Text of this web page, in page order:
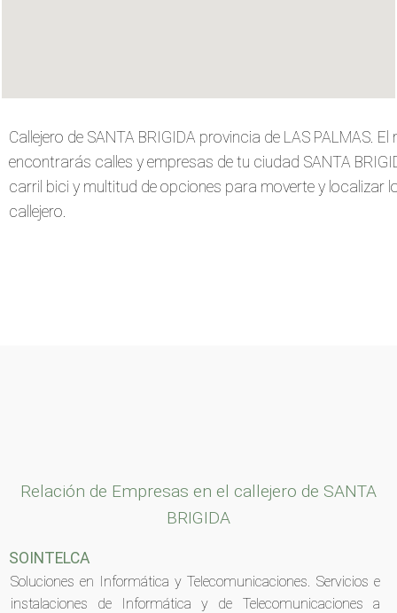
Callejero de SANTA BRIGIDA provincia de LAS PALMAS.
encontrarás calles y empresas de tu ciudad SANTA
carril bici y multitud de opciones para moverte y localizar
callejero.
Relación de Empresas en el callejero de SANTA
BRIGIDA
SOINTELCA
Soluciones en Informática y Telecomunicaciones. Servicios e
instalaciones de Informática y de Telecomunicaciones a